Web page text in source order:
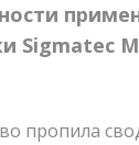
Sigmatec
пропила